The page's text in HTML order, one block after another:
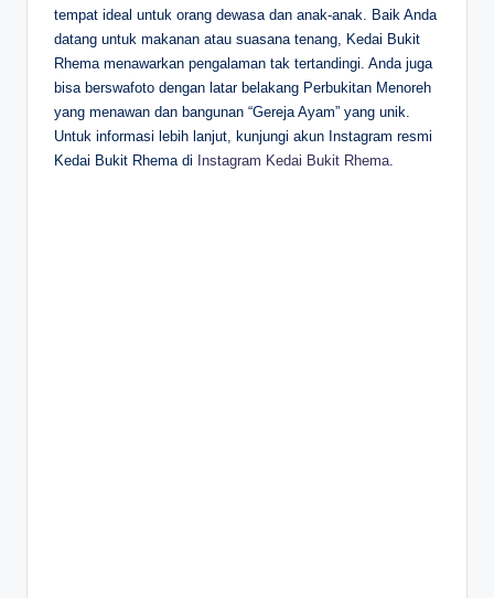
tempat ideal untuk orang dewasa dan anak-anak. Baik Anda
datang untuk makanan atau suasana tenang, Kedai Bukit
Rhema menawarkan pengalaman tak tertandingi. Anda juga
bisa berswafoto dengan latar belakang Perbukitan Menoreh
yang menawan dan bangunan “Gereja Ayam” yang unik.
Untuk informasi lebih lanjut, kunjungi akun Instagram resmi
Kedai Bukit Rhema di Instagram Kedai Bukit Rhema